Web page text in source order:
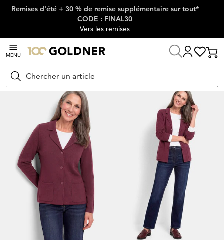
Passer la navigation, aller directement au contenu
Remises d'été + 30 % de remise supplémentaire sur tout*
CODE : FINAL30
Vers les remises
MENU
Rechercher
Maison